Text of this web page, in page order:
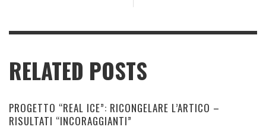
RELATED POSTS
PROGETTO “REAL ICE”: RICONGELARE L’ARTICO –
RISULTATI “INCORAGGIANTI”